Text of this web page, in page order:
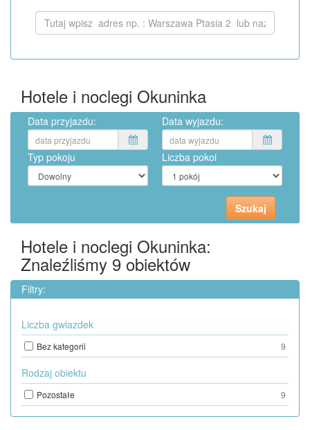
Hotele i noclegi Okuninka
Data przyjazdu: Data wyjazdu:
Typ pokoju Liczba pokoi
Hotele i noclegi Okuninka:
Znaleźliśmy 9obiektów
Filtry:
Liczba gwiazdek
Bez kategorii 9
Rodzaj obiektu
Pozostałe 9